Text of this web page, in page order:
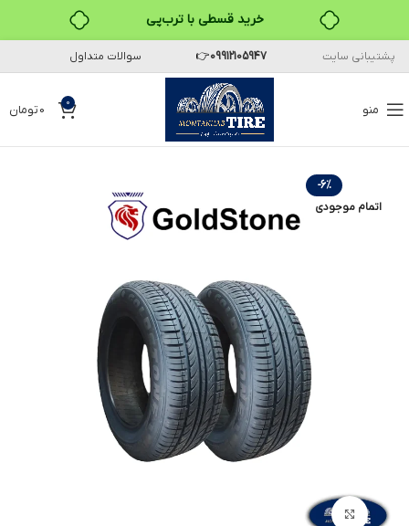
خرید قسطی با ترب‌پی
پشتیبانی سایت 09912105947
👉 سوالات متداول
منو 0
0تومان
-6%
اتمام موجودی
بزرگنمایی تصویر